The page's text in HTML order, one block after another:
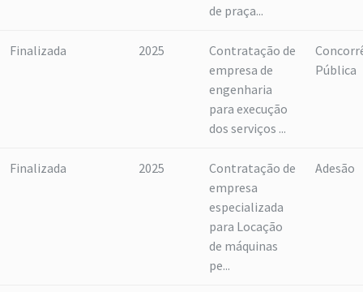
de praça...
Finalizada 2025
Contratação de
empresa de
engenharia
para execução
dos serviços ...
Pública
Finalizada 2025
Contratação de
empresa
especializada
para Locação
de máquinas
pe...
Adesão